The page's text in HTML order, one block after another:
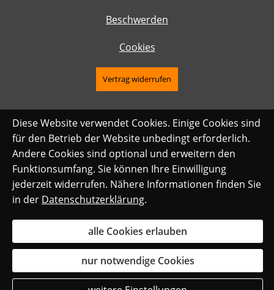
Beschwerden
Cookies
Vertrag widerrufen
Diese Website verwendet Cookies. Einige Cookies sind
für den Betrieb der Website unbedingt erforderlich.
Andere Cookies sind optional und erweitern den
Funktionsumfang. Sie können Ihre Einwilligung
jederzeit widerrufen. Nähere Informationen finden Sie
in der Datenschutzerklärung.
alle Cookies erlauben
nur notwendige Cookies